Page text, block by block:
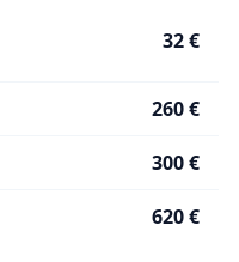
32 €
260 €
300 €
620 €